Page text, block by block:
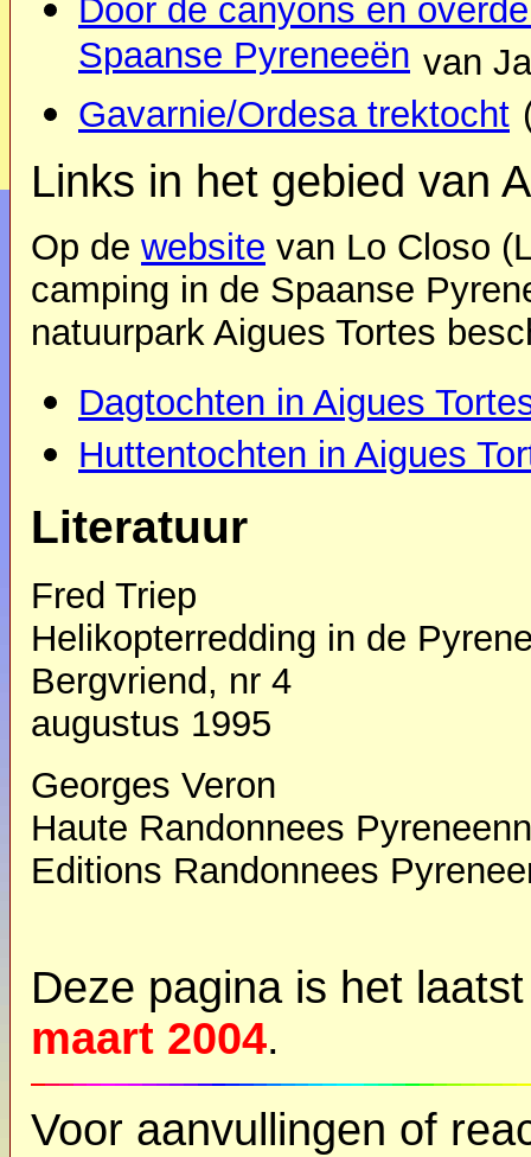
Door de canyons en
Spaanse Pyreneeën van
Gavarnie/Ordesa trektocht
Links in het gebied van
Op de website van Lo Closo
camping in de Spaanse
natuurpark Aigues Tortes
Dagtochten in Aigues
Huttentochten in Aigues
Literatuur
Fred Triep
Helikopterredding in de
Bergvriend, nr 4
augustus 1995
Georges Veron
Haute Randonnees
Editions Randonnees
Deze pagina is het
maart 2004.
Voor aanvullingen of